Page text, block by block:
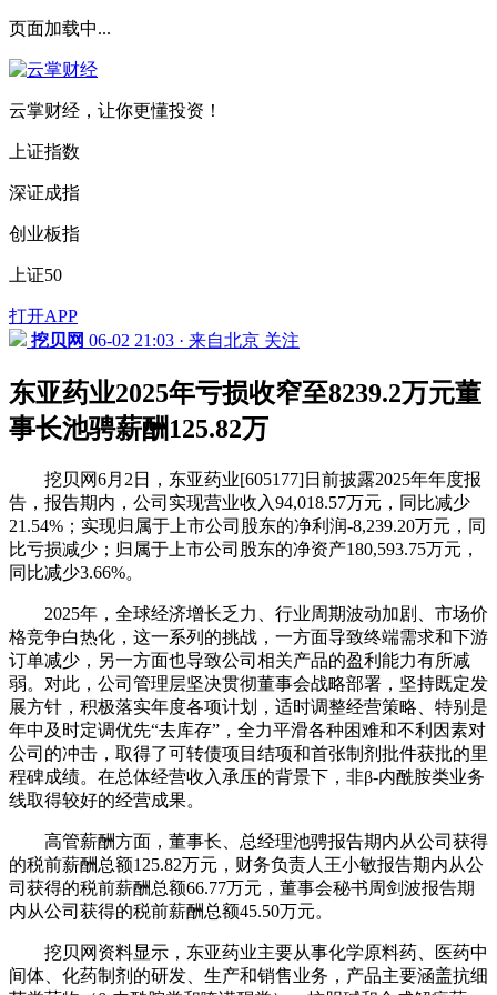
页面加载中...
云掌财经，让你更懂投资！
上证指数
深证成指
创业板指
上证50
打开APP
挖贝网 06-02 21:03 · 来自北京 关注
东亚药业2025年亏损收窄至8239.2万元董
事长池骋薪酬125.82万
挖贝网6月2日，东亚药业[605177]日前披露2025年年度报
告，报告期内，公司实现营业收入94,018.57万元，同比减少
21.54%；实现归属于上市公司股东的净利润-8,239.20万元，同
比亏损减少；归属于上市公司股东的净资产180,593.75万元，
同比减少3.66%。
2025年，全球经济增长乏力、行业周期波动加剧、市场价
格竞争白热化，这一系列的挑战，一方面导致终端需求和下游
订单减少，另一方面也导致公司相关产品的盈利能力有所减
弱。对此，公司管理层坚决贯彻董事会战略部署，坚持既定发
展方针，积极落实年度各项计划，适时调整经营策略、特别是
年中及时定调优先“去库存”，全力平滑各种困难和不利因素对
公司的冲击，取得了可转债项目结项和首张制剂批件获批的里
程碑成绩。在总体经营收入承压的背景下，非β-内酰胺类业务
线取得较好的经营成果。
高管薪酬方面，董事长、总经理池骋报告期内从公司获得
的税前薪酬总额125.82万元，财务负责人王小敏报告期内从公
司获得的税前薪酬总额66.77万元，董事会秘书周剑波报告期
内从公司获得的税前薪酬总额45.50万元。
挖贝网资料显示，东亚药业主要从事化学原料药、医药中
间体、化药制剂的研发、生产和销售业务，产品主要涵盖抗细